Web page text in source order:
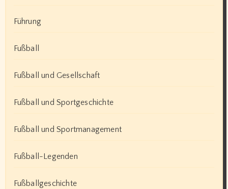
Führung
Fußball
Fußball und Gesellschaft
Fußball und Sportgeschichte
Fußball und Sportmanagement
Fußball-Legenden
Fußballgeschichte